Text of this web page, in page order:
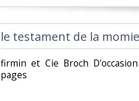
‎le testament de la momie‎
‎firmin et Cie Broch
pages ‎